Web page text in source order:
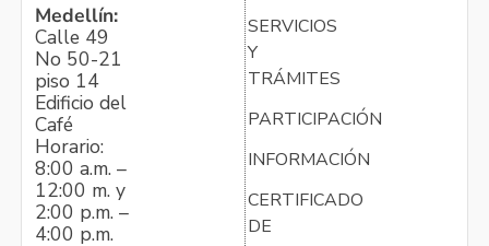
Medellín:
Calle 49
No 50-21
piso 14
Edificio del
Café
Horario:
8:00 a.m. –
12:00 m. y
2:00 p.m. –
4:00 p.m.
SERVICIOS
Y
TRÁMITES
PARTICIPACIÓN
INFORMACIÓN
CERTIFICADO
DE